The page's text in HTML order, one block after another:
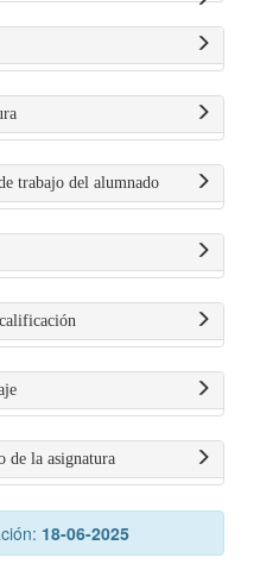
trabajo del alumnado
de la asignatura
18-06-2025